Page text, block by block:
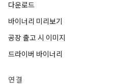
다운로드
바이너리 미리보기
공장 출고 시 이미지
드라이버 바이너리
연결